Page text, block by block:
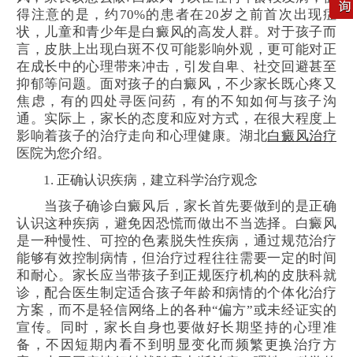
得注意的是，约70%的患者在20岁之前首次出现症
状，儿童和青少年是白癜风的高发人群。对于孩子而
言，皮肤上出现白斑不仅可能影响外观，更可能对正
在成长中的心理带来冲击，引发自卑、社交回避甚至
抑郁等问题。面对孩子的白癜风，不少家长既心疼又
焦虑，有的四处寻医问药，有的不知如何与孩子沟
通。实际上，家长的态度和应对方式，在很大程度上
影响着孩子的治疗走向和心理健康。湖北白癜风治疗
医院为您介绍。
1. 正确认识疾病，建立科学治疗观念
当孩子确诊白癜风后，家长首先要做到的是正确
认识这种疾病，避免因恐慌而做出不当选择。白癜风
是一种慢性、可控的色素脱失性疾病，通过规范治疗
能够有效控制病情，但治疗过程往往需要一定的时间
和耐心。家长应当带孩子到正规医疗机构的皮肤科就
诊，配合医生制定适合孩子年龄和病情的个体化治疗
方案，而不是轻信网络上的各种“偏方”或未经证实的
宣传。同时，家长自身也要做好长期坚持的心理准
备，不因短期内看不到明显变化而频繁更换治疗方